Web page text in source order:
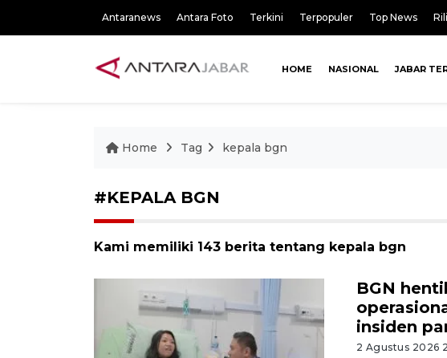
Antaranews Antara Foto Terkini Terpopuler Top News
HOME NASIONAL JABAR
Home Tag kepala bgn
#KEPALA BGN
Kami memiliki 143 berita tentang kepala bgn
BGN
insiden
2 Agustus 2026